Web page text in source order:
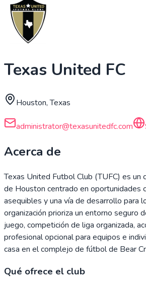
Texas United FC
Houston, Texas
administrator@texasunitedfc.com
Acerca de
Texas United Futbol Club (TUFC) es un
de Houston centrado en oportunidades
asequibles y una vía de desarrollo para
organización prioriza un entorno seguro
juego, competición de liga organizada,
profesional opcional para equipos e
casa en el complejo de fútbol de Bear
Qué ofrece el club